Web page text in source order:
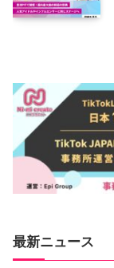
最新ニュース